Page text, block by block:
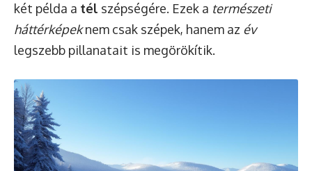
két példa a tél szépségére. Ezek a természeti
háttérképeknem csak szépek, hanem az év
legszebb pillanatait is megörökítik.